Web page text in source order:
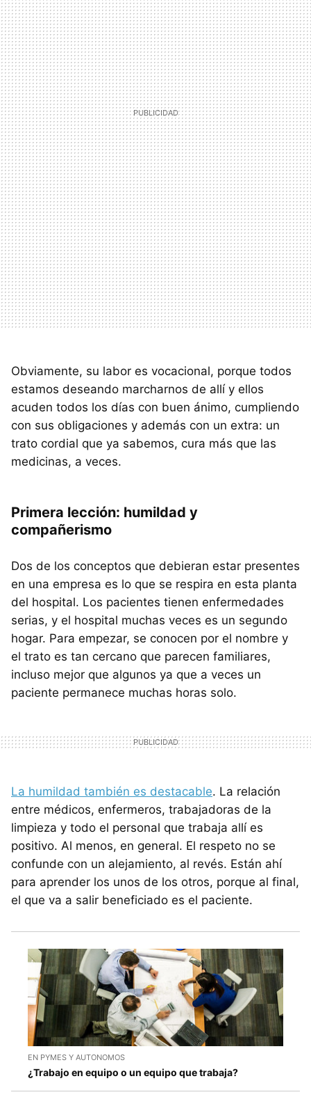
Obviamente, su labor es vocacional, porque todos
estamos deseando marcharnos de allí y ellos
acuden todos los días con buen ánimo, cumpliendo
con sus obligaciones y además con un extra: un
trato cordial que ya sabemos, cura más que las
medicinas, a veces.
Primera lección: humildad y
compañerismo
Dos de los conceptos que debieran estar presentes
en una empresa es lo que se respira en esta planta
del hospital. Los pacientes tienen enfermedades
serias, y el hospital muchas veces es un segundo
hogar. Para empezar, se conocen por el nombre y
el trato es tan cercano que parecen familiares,
incluso mejor que algunos ya que a veces un
paciente permanece muchas horas solo.
La humildad también es destacable. La relación
entre médicos, enfermeros, trabajadoras de la
limpieza y todo el personal que trabaja allí es
positivo. Al menos, en general. El respeto no se
confunde con un alejamiento, al revés. Están ahí
para aprender los unos de los otros, porque al final,
el que va a salir beneficiado es el paciente.
EN PYMES Y AUTONOMOS
¿Trabajo en equipo o un equipo que trabaja?